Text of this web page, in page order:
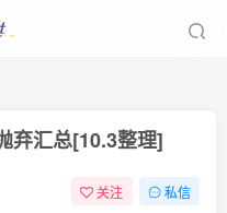
弃汇总[10.3整理]
关注 私信